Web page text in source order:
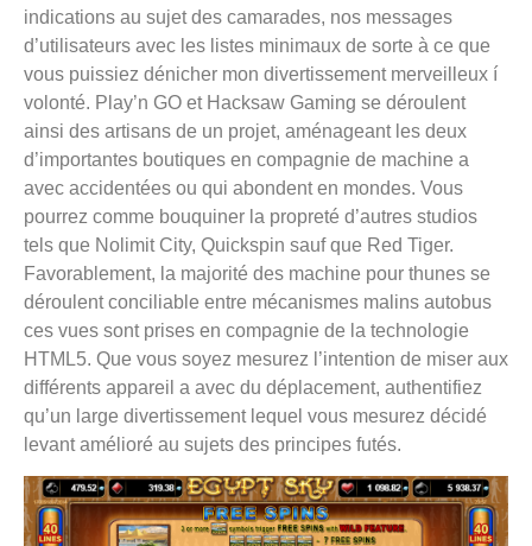
indications au sujet des camarades, nos messages
d’utilisateurs avec les listes minimaux de sorte à ce que
vous puissiez dénicher mon divertissement merveilleux í
volonté. Play’n GO et Hacksaw Gaming se déroulent
ainsi des artisans de un projet, aménageant les deux
d’importantes boutiques en compagnie de machine a
avec accidentées ou qui abondent en mondes. Vous
pourrez comme bouquiner la propreté d’autres studios
tels que Nolimit City, Quickspin sauf que Red Tiger.
Favorablement, la majorité des machine pour thunes se
déroulent conciliable entre mécanismes malins autobus
ces vues sont prises en compagnie de la technologie
HTML5. Que vous soyez mesurez l’intention de miser aux
différents appareil a avec du déplacement, authentifiez
qu’un large divertissement lequel vous mesurez décidé
levant amélioré au sujets des principes futés.